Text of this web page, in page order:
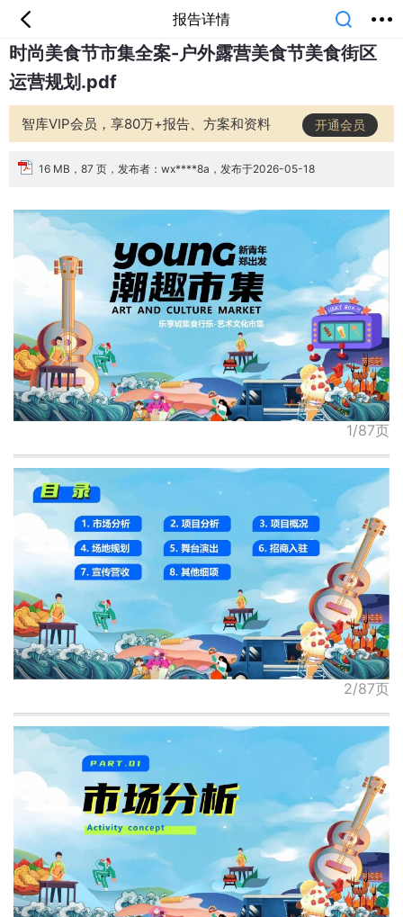
报告详情
首页 分类 专题 会员
我的
课堂
中小学
生活
汽车
时尚美食节市集全案-户外露营美食节美食街区
运营规划.pdf
智库VIP会员，享80万+报告、方案和资料 开通会员
16 MB，87 页，发布者：wx****8a，发布于2026-05-18
1/87页
2/87页